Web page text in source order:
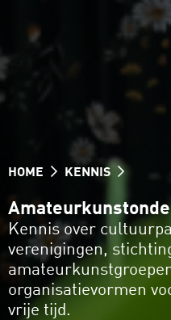
HOME KENNIS
Kennis over
verenigingen,
organisatievormen
vrije tijd.